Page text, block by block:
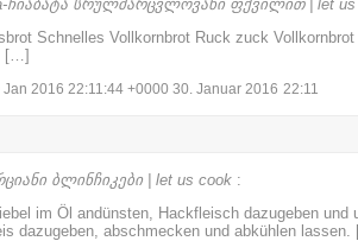
ჩიაბატა სრულმარცვლოვანი ფქვილით | let us
Schnelles Vollkornbrot Ruck zuck
[…]
2016 22:11:44 +0000 30. Januar 2016 22:11
ბლინჩიკები | let us cook :
im Öl andünsten, Hackfleisch dazugeben und
dazugeben, abschmecken und abkühlen